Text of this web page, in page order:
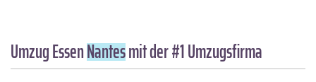
Umzug EssenNantesmit der #1 Umzugsfirma